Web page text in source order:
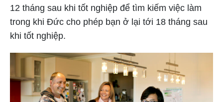
12 tháng sau khi tốt nghiệp để tìm kiếm việc làm
trong khi Đức cho phép bạn ở lại tới 18 tháng sau
khi tốt nghiệp.